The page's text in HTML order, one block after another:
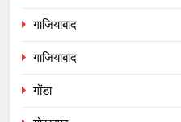
गाजियाबाद
गाजियाबाद
गोंडा